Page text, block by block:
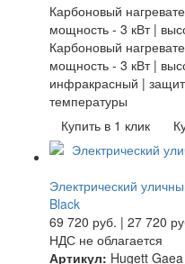
Карбоновый
мощность - 3 кВт |
Карбоновый
мощность - 3 кВт |
инфракрасный |
температуры
Купить в 1 клик
Электрический
Black
69 720 руб. | 27 720
НДС не облагается
Артикул: Hugett